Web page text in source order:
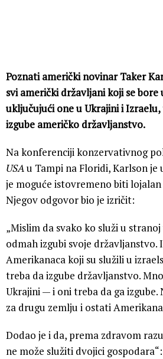
Poznati američki novinar Taker
svi američki državljani koji se
uključujući one u Ukrajini i
izgube američko državljanstvo.
Na konferenciji konzervativnog
USAu Tampi na Floridi, Karlson
je moguće istovremeno biti
Njegov odgovor bio je izričit:
„Mislim da svako ko služi u
odmah izgubi svoje državljanstvo.
Amerikanaca koji su služili u
treba da izgube državljanstvo.
Ukrajini — i oni treba da ga izgube.
za drugu zemlju i ostati
Dodao je i da, prema zdravom
ne može služiti dvojici gospodara“: